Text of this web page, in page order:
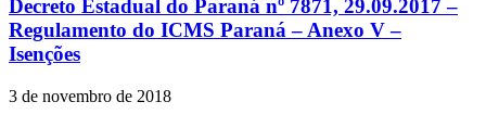
Decreto Estadual do Paraná nº 7871, 29.09.2017 –
Regulamento do ICMS Paraná – Anexo V –
Isenções
3 de novembro de 2018